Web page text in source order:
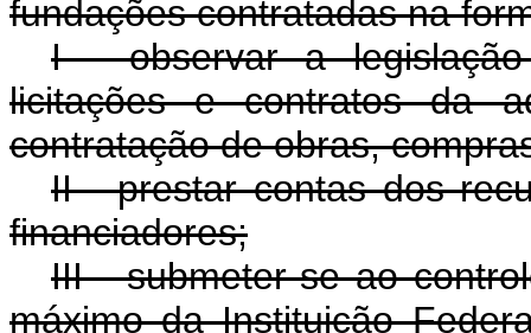
fundações contratadas na
I - observar a
licitações e contratos da
contratação de obras,
II - prestar contas dos
financiadores;
III - submeter-se ao
máximo da Instituição